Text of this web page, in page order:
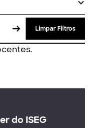
Limpar Filtros
do ISEG